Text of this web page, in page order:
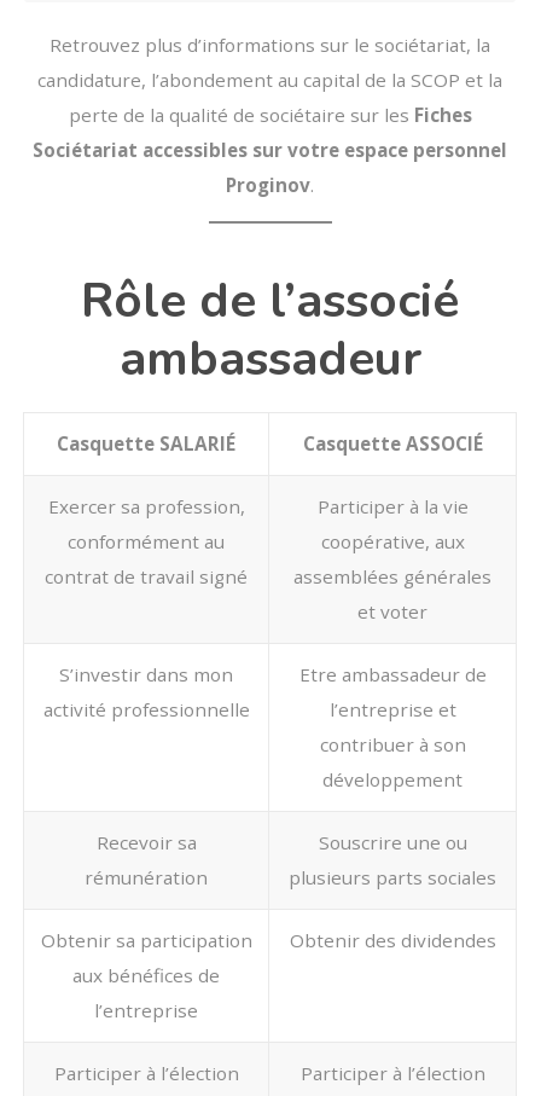
Retrouvez plus d’informations sur le sociétariat, la
candidature, l’abondement au capital de la SCOP et la
perte de la qualité de sociétaire sur les Fiches
Sociétariat accessibles sur votre espace personnel
Proginov.
Rôle de l’associé
ambassadeur
Casquette SALARIÉ Casquette ASSOCIÉ
Exercer sa profession,
conformément au
contrat de travail signé
Participer à la vie
coopérative, aux
assemblées générales
et voter
S’investir dans mon
activité professionnelle
Etre ambassadeur de
l’entreprise et
contribuer à son
développement
Recevoir sa
rémunération
Souscrire une ou
plusieurs parts sociales
Obtenir sa participation
aux bénéfices de
l’entreprise
Obtenir des dividendes
Participer à l’élection
Participer à l’élection